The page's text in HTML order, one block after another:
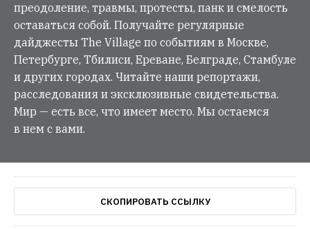
преодоление, травмы, протесты, панк и смелость
оставаться собой. Получайте регулярные
дайджесты The Village по событиям в Москве,
Петербурге, Тбилиси, Ереване, Белграде, Стамбуле
и других городах. Читайте наши репортажи,
расследования и эксклюзивные свидетельства.
Мир — есть все, что имеет место. Мы остаемся
в нем с вами.
СКОПИРОВАТЬ ССЫЛКУ